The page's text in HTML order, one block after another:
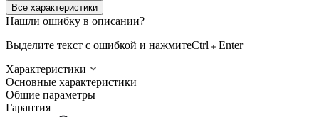
Все характеристики
Нашли ошибку в описании?
Выделите текст с ошибкой и нажмитеCtrl
Enter
Характеристики
Основные характеристики
Общие параметры
Гарантия